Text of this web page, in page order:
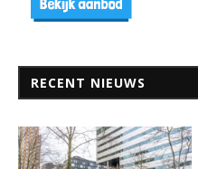
RECENT NIEUWS